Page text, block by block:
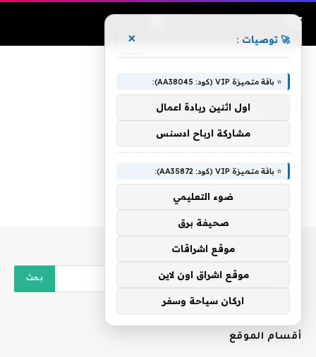
مباراة الزمالك القادمة
أقسام الموقع
🚀 توصيات : ×
⭐ باقة متميزة VIP (كود: AA38045):
اول اثنين ريادة اعمال
مشاركة ارباح ادسنس
⭐ باقة متميزة VIP (كود: AA35872):
ضوء التعليمي
صحيفة برق
موقع اشراقات
موقع اشراق اون لاين
اركان سياحة وسفر